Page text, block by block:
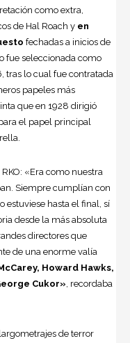
como extra,
de Hal Roach y en
fechadas a inicios de
fue seleccionada como
tras lo cual fue contratada
papeles más
que en 1928 dirigió
el papel principal
«Era como nuestra
Siempre cumplían con
estuviese hasta el final, sí
desde la más absoluta
directores que
de una enorme valía
Howard Hawks,
Cukor» , recordaba
de terror